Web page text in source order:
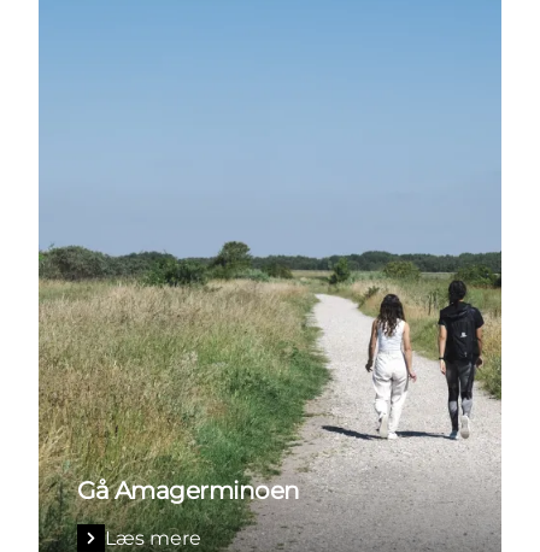
Gå Amagerminoen
Læs mere